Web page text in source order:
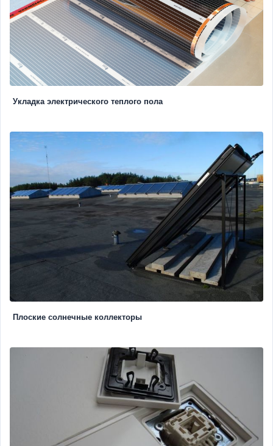
Укладка электрического теплого пола
Плоские солнечные коллекторы